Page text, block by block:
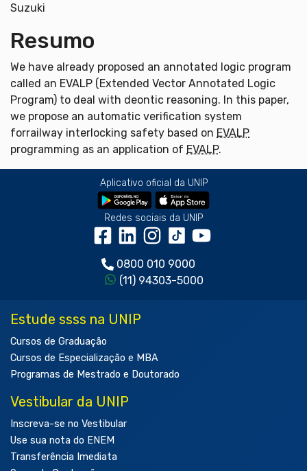
Suzuki
Resumo
We have already proposed an annotated logic program
called an EVALP (Extended Vector Annotated Logic
Program) to deal with deontic reasoning. In this paper,
we propose an automatic verification system
forrailway interlocking safety based on EVALP
programming as an application of EVALP.
Aplicativo oficial da UNIP
Redes sociais da UNIP
0800 010 9000
(11) 94303-5000
Estude ssss na UNIP
Cursos de Graduação
Cursos de Especialização e MBA
Programas de Mestrado e Doutorado
Vestibular da UNIP
Inscreva-se no Vestibular
Use sua nota do ENEM
Transferência Imediata